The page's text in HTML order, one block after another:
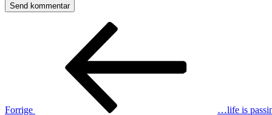
Indlægsnavigation
Forrige
…life is